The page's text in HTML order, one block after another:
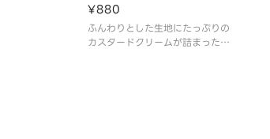
¥880
ふんわりとした生地にたっぷりの
カスタードクリームが詰まった至